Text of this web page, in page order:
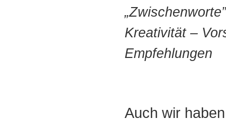
„Zwischenworte”
Kreativität –
Empfehlungen
Auch wir